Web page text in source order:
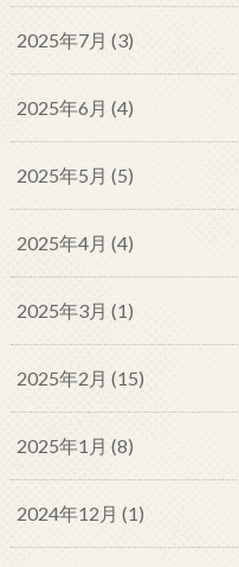
2025年7月 (3)
2025年6月 (4)
2025年5月 (5)
2025年4月 (4)
2025年3月 (1)
2025年2月 (15)
2025年1月 (8)
2024年12月 (1)